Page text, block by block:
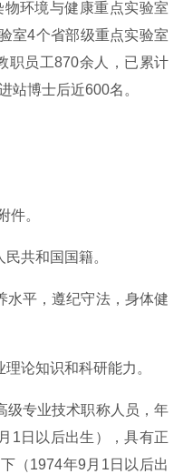
环境与健康重点实验室
室4个省部级重点实验室
职员工870余人，已累计
站博士后近600名。
件。
共和国国籍。
水平，遵纪守法，身体健
论知识和科研能力。
级专业技术职称人员，年
1日以后出生），具有正
（1974年9月1日以后出